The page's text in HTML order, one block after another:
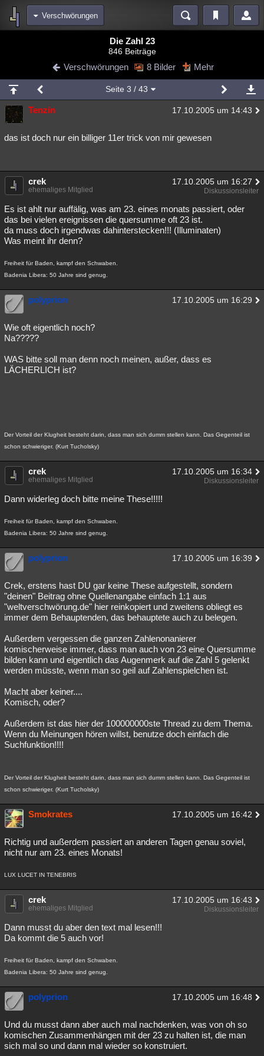
Verschwörungen
Blogs Videos
Chat Wiki Neuigkeiten
meine Rubriken
Menschen Mystery Kriminalfälle
Spiritualität Verschwörungen Technologie Ufologie
weitere Rubriken
Philosophie Träume Literatur
Astronomie Helpdesk Gruppen Gaming
Musik Clash
Besucht Teilgenommen
Lesenswert
Die Zahl 23
846 Beiträge
Verschwörungen 8 Bilder Mehr
Seite 3 / 43
Tenzin 17.10.2005 um 14:43
das ist doch nur ein billiger 11er trick von mir gewesen
crek 17.10.2005 um 16:27
ehemaliges Mitglied Diskussionsleiter
Es ist ahlt nur auffälig, was am 23. eines monats passiert, oder
das bei vielen ereignissen die quersumme oft 23 ist.
da muss doch irgendwas dahinterstecken!!! (Illuminaten)
Was meint ihr denn?
Freiheit für Baden, kampf den Schwaben.
Badenia Libera: 50 Jahre sind genug.
polyprion 17.10.2005 um 16:29
Wie oft eigentlich noch?
Na?????
WAS bitte soll man denn noch meinen, außer, dass es
LÄCHERLICH ist?
Der Vorteil der Klugheit besteht darin, dass man sich dumm stellen kann. Das Gegenteil ist
schon schwieriger. (Kurt Tucholsky)
crek 17.10.2005 um 16:34
ehemaliges Mitglied Diskussionsleiter
Dann widerleg doch bitte meine These!!!!!
Freiheit für Baden, kampf den Schwaben.
Badenia Libera: 50 Jahre sind genug.
polyprion 17.10.2005 um 16:39
Crek, erstens hast DU gar keine These aufgestellt, sondern
"deinen" Beitrag ohne Quellenangabe einfach 1:1 aus
"weltverschwörung.de" hier reinkopiert und zweitens obliegt es
immer dem Behauptenden, das behauptete auch zu belegen.
Außerdem vergessen die ganzen Zahlenonanierer
komischerweise immer, dass man auch von 23 eine Quersumme
bilden kann und eigentlich das Augenmerk auf die Zahl 5 gelenkt
werden müsste, wenn man so geil auf Zahlenspielchen ist.
Macht aber keiner....
Komisch, oder?
Außerdem ist das hier der 100000000ste Thread zu dem Thema.
Wenn du Meinungen hören willst, benutze doch einfach die
Suchfunktion!!!!
Der Vorteil der Klugheit besteht darin, dass man sich dumm stellen kann. Das Gegenteil ist
schon schwieriger. (Kurt Tucholsky)
Smokrates 17.10.2005 um 16:42
Richtig und außerdem passiert an anderen Tagen genau soviel,
nicht nur am 23. eines Monats!
LUX LUCET IN TENEBRIS
crek 17.10.2005 um 16:43
ehemaliges Mitglied Diskussionsleiter
Dann musst du aber den text mal lesen!!!
Da kommt die 5 auch vor!
Freiheit für Baden, kampf den Schwaben.
Badenia Libera: 50 Jahre sind genug.
polyprion 17.10.2005 um 16:48
Und du musst dann aber auch mal nachdenken, was von oh so
komischen Zusammenhängen mit der 23 zu halten ist, die man
sich mal so und dann mal wieder so konstruiert.